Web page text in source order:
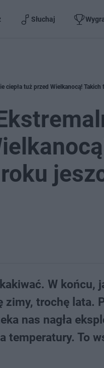
Słuchaj
ciepła tuż przed Wielkanocą!
W końcu,
zimy, trochę lata.
nas nagła
temperatury. To